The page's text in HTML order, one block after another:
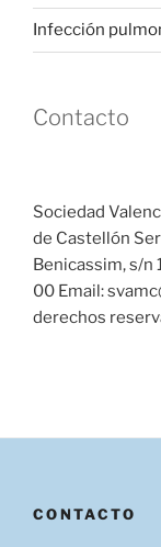
Infección
Contacto
Sociedad
de Castellón
Benicassim, s/n
00 Email:
derechos
CONTACTO